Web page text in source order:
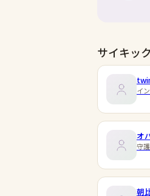
サイキッ
イ
オ
守
朝